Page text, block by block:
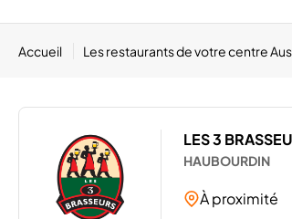
Accueil Les restaurants de votre centre
LES 3
HAUBOURDIN
À proximité